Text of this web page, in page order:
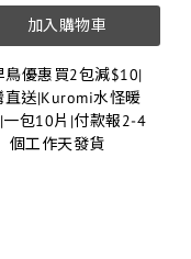
加入購物車